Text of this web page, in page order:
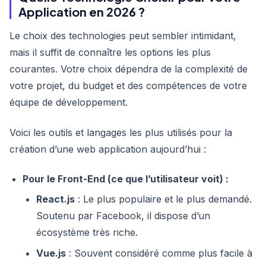
Application en 2026 ?
Le choix des technologies peut sembler intimidant,
mais il suffit de connaître les options les plus
courantes. Votre choix dépendra de la complexité de
votre projet, du budget et des compétences de votre
équipe de développement.
Voici les outils et langages les plus utilisés pour la
création d’une web application aujourd’hui :
Pour le Front-End (ce que l’utilisateur voit) :
React.js: Le plus populaire et le plus demandé.
Soutenu par Facebook, il dispose d’un
écosystème très riche.
Vue.js: Souvent considéré comme plus facile à